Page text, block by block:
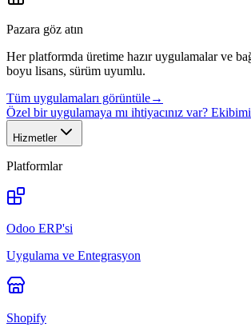
Pazara göz atın
Her platformda üretime hazır uygulamalar ve
boyu lisans, sürüm uyumlu.
Tüm uygulamaları görüntüle→
Özel bir uygulamaya mı ihtiyacınız var?
Hizmetler
Platformlar
Odoo ERP'si
Uygulama ve Entegrasyon
Shopify